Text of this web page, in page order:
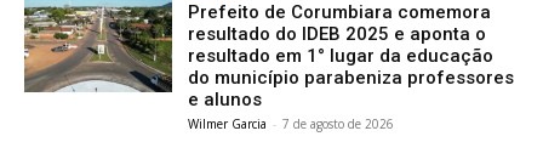
Prefeito de Corumbiara comemora
resultado do IDEB 2025 e aponta o
resultado em 1° lugar da educação
do município parabeniza professores
e alunos
Wilmer Garcia - 7 de agosto de 2026